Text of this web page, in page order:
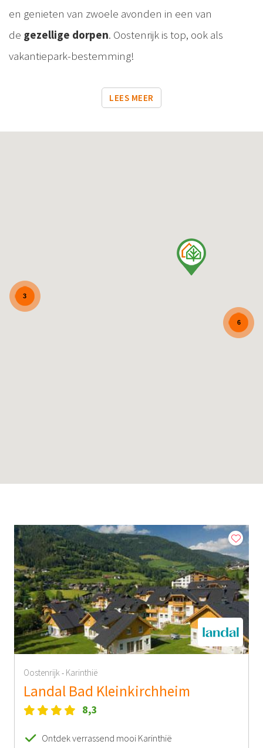
en genieten van zwoele avonden in een van
de gezellige dorpen. Oostenrijk is top, ook als
vakantiepark-bestemming!
LEES MEER
6
3
Oostenrijk- Karinthië
Landal Bad Kleinkirchheim
8,3
Ontdek verrassend mooi Karinthië